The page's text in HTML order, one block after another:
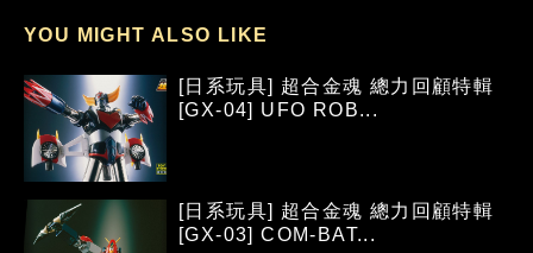
YOU MIGHT ALSO LIKE
[日系玩具] 超合金魂 總力回顧特輯
[GX-04] UFO ROB...
[日系玩具] 超合金魂 總力回顧特輯
[GX-03] COM-BAT...